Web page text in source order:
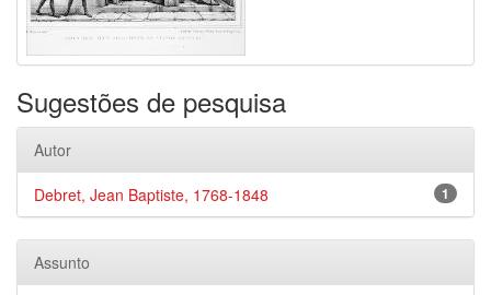
Sugestões de pesquisa
Autor
1
Debret, Jean Baptiste, 1768-1848
Assunto